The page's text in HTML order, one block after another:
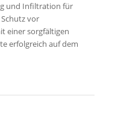
und Infiltration für
vor
einer sorgfältigen
erfolgreich auf dem